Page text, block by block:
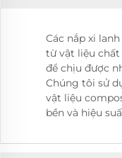
Các nắp xi
từ vật liệu
để chịu được
Chúng tôi sử
vật liệu
bền và hiệu